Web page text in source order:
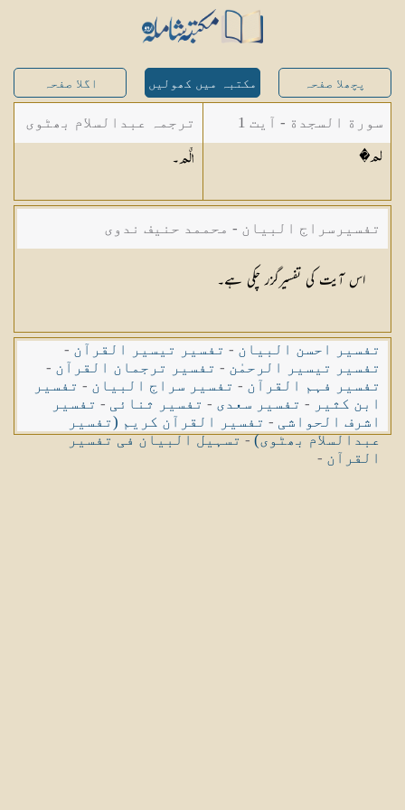
پچھلا صفحہ مکتبہ میں کھولیں اگلا صفحہ
سورة السجدة - آیت 1
�لم
ترجمہ عبدالسلام بھٹوی
- عبدالسلام بن محمد
الۤم۔
تفسیرسراج البیان - محممد حنیف ندوی
اس آیت کی تفسیرگزر چکی ہے۔
تفسیر احسن البیان - تفسیر تیسیر القرآن -
تفسیر تیسیر الرحمٰن - تفسیر ترجمان القرآن -
تفسیر فہم القرآن - تفسیر سراج البیان - تفسیر
ابن کثیر - تفسیر سعدی - تفسیر ثنائی - تفسیر
اشرف الحواشی - تفسیر القرآن کریم (تفسیر
عبدالسلام بھٹوی)-تسہیل البیان فی تفسیر
القرآن -